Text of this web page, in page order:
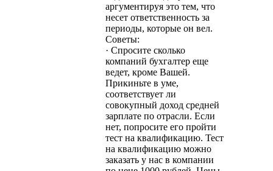
аргументируя это тем, что
несет ответственность за
периоды, которые он вел.
Советы:
· Спросите сколько
компаний бухгалтер еще
ведет, кроме Вашей.
Прикиньте в уме,
соответствует ли
совокупный доход средней
зарплате по отрасли. Если
нет, попросите его пройти
тест на квалификацию. Тест
на квалификацию можно
заказать у нас в компании